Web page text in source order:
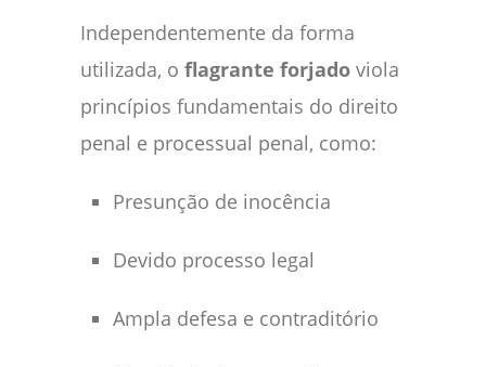
Independentemente da forma
utilizada, o flagrante forjado viola
princípios fundamentais do direito
penal e processual penal, como:
Presunção de inocência
Devido processo legal
Ampla defesa e contraditório